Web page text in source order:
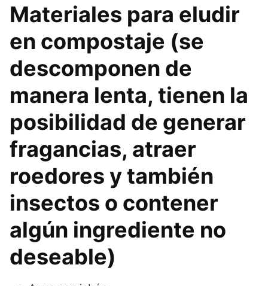
Materiales para eludir
en compostaje (se
descomponen de
manera lenta, tienen la
posibilidad de generar
fragancias, atraer
roedores y también
insectos o contener
algún ingrediente no
deseable)